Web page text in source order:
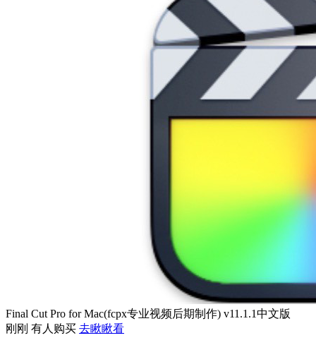
Final Cut Pro for Mac(fcpx专业视频后期制作) v11.1.1中文版
刚刚 有人购买 去瞅瞅看